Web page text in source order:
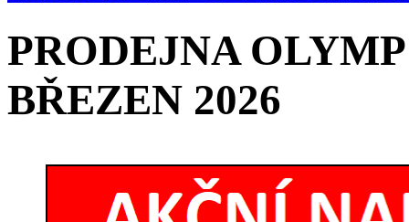
PRODEJNA
BŘEZEN 2026